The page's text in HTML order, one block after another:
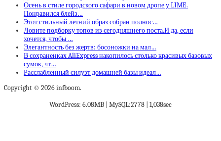
Осень в стиле городского сафари в новом дропе у LIME.
Понравился блейз…
Этот стильный летний образ собран полнос…
Ловите подборку топов из сегодняшнего поста.И да, если
хочется, чтобы …
Элегантность без жертв: босоножки на мал…
В сохраненках AliExpress накопилось столько красивых базовых
сумок, чт…
Расслабленный силуэт домашней базы идеал…
Copyright © 2026 infboom.
WordPress: 6.08MB | MySQL:2778 | 1,038sec